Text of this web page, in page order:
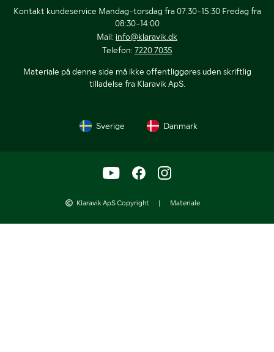
Kontakt kundeservice Mandag-torsdag fra 07:30-15:30 Fredag fra
08:30-14:00
Mail: info@klaravik.dk
Telefon: 7220 7035
Materiale på denne side må ikke offentliggøres uden skriftlig
tilladelse fra Klaravik ApS.
Sverige Danmark
Klaravik ApS Copyright | Materiale